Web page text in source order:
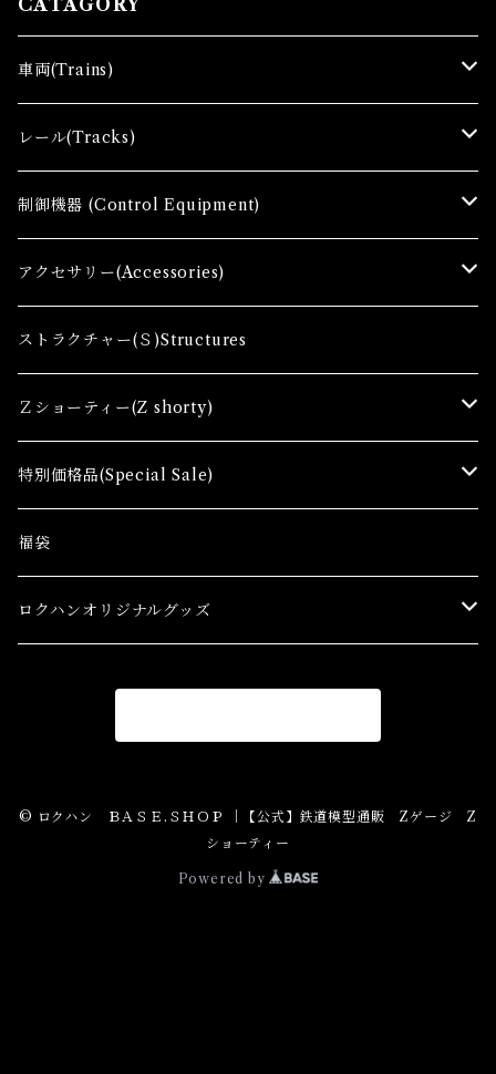
CATAGORY
車両(Trains)
Ｚゲージ車両(Ｔ) Zgauge Trains
Ｚゲージスターターセット(G) Z Starter sets
Zゲージファーストセット(E) Z First Sets
レール(Tracks)
レール(R)Tracks
レールセット(R) Track Sets
レール関連商品(Track related goods)
制御機器 (Control Equipment)
制御機器（Ｃ＆ＲＣ）Control Equipment
制御機器（Ａ）Control Accessory
アクセサリー(Accessories)
アクセサリー(A) Accessories
コンテナ(Ａ) Container Cargo
ストラクチャー(Ｓ)Structures
Ｚショーティー(Z shorty)
車両（ST）Z Shorty Trains
アクセサリー&ストラクチャー(SA&SS) ACC&STL
スターターセット(SG) Starter Sets
特別価格品(Special Sale)
Ｚゲージ車両(特別価格) Trains
在宅支援キャンペーン
Ｚゲージアクセサリー(特別価格) Accessory
Ｚゲージレール(特別価格) Truck
Zゲージパーツ(特別価格) Parts
福袋
ロクハンオリジナルグッズ
© ロクハン ＢＡＳＥ.ＳＨＯＰ ｜【公式】鉄道模型通販 Zゲージ Z
ショーティー
Powered by